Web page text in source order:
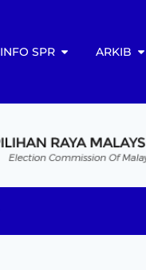
INFO SPR ARKIB